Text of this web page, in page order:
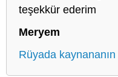
teşekkür ederim
Meryem
Rüyada kaynananın